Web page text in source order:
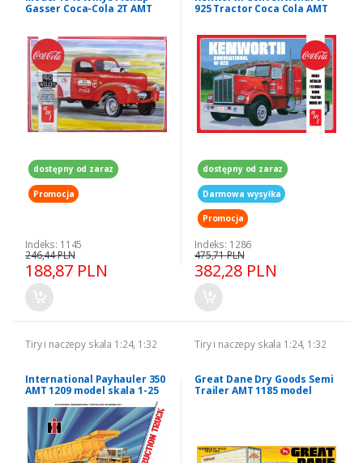
Gasser Coca-Cola 2T AMT
dostępny od zaraz
Promocja
Indeks: 1145
188,87 PLN
246,44 PLN
925 Tractor Coca Cola AMT
dostępny od zaraz
Darmowa wysyłka
Promocja
Indeks: 1286
382,28 PLN
475,71 PLN
Tiry i naczepy skala 1:24, 1:32
International Payhauler 350
AMT 1209 model skala 1-25
Tiry i naczepy skala 1:24, 1:32
Great Dane Dry Goods Semi
Trailer AMT 1185 model